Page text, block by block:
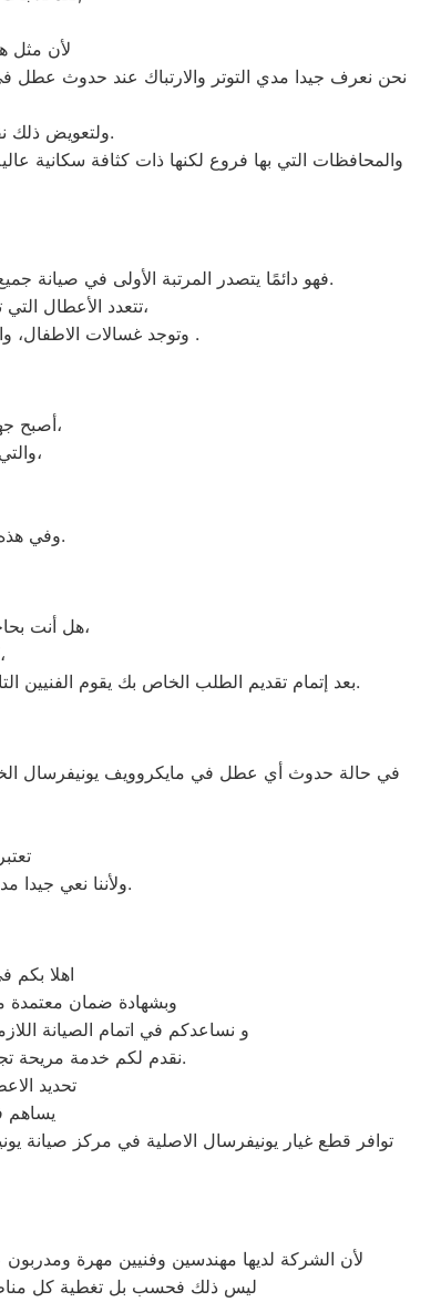
لأن مثل
نحن نعرف جيدا مدي التوتر والارتباك عند حدوث عطل
ولتعويض ذلك نقوم بتوجية خطوط سير منظمة من المقر الرئيسي ل صيانة يونيفرسال جسر السويس لتلك المحافظات.
والمحافظات التي بها فروع لكنها ذات كثافة سكانية
فهو دائمًا يتصدر المرتبة الأولى في صيانة جميع أنواع الغسالات الخاصة بماركة صيانة يونيفرسال جسر السويس تحت أيدي أنسب الفنين، مع مراعاة توفير أفضل خدمات الدعم الفنى.
تتعدد الأعطال التي تصيب الغسالات بمختلف فئات الصنع والنوع من غسالات اوتوماتيك، واخرى فوق اوتوماتيك، والنصف اتوماتيك،
وتوجد غسالات الاطفال، .
أصبح جهاز الفريزر من ماركة يونيفرسال من الأجهزة الضرورية داخل كافة البيوت، وفقًا لمميزاته العديدة،
والتي من أبرزها حفظ الطعام لفترات طويلة، وتعدد موديلاته المختلفة، وبالرغم من مميزاته العديدة،
وفي هذه الحالة يجب عليك الاتصال بخدمة صيانة ديب فريزر يونيفرسال المنوفية لعمل الإصلاحات اللازمة.
هل أنت بحاجة إلى خدمة الصيانة الفورية لغسالة الأطباق لديك؟ نحن نمنحك خدمة الصيانة الفورية التي ترغب بها،
كما إننا نمتلك خبرة أكثر من 10 سنوات في خدمات إصلاحات كافة أنواع غسالات الأطباق،
بعد إتمام تقديم الطلب الخاص بك يقوم الفنيين التابعين لـ غسالات الاطباق ، بعمل معاينة بالمنزل لتحديد العطل، ثم القيام ب اصلاح غسالات اطباق يونيفرسال دون سحب الجهاز إلى الوكلاء.
في حالة حدوث أي عطل في مايكروويف يونيفرسال
ولأننا نعي جيدا مدى اهمية صيانة ميكروويف يونيفرسال في المنزل فقد وفرنا خدمة مميزة وقطع غيار اصلية لكافة الأعطال.
اهلا بكم
وبشهادة ضمان معتمدة
و نساعدكم في اتمام الصيانة
نقدم لكم خدمة مريحة تجمع بين الجودة والسرعة والاسعار المحددة وضمان مابعد الاصلاح ونجنبكم التجارب السيئة التي تهدر الوقت والمال.
تحديد
يساهم
توافر قطع غيار يونيفرسال الاصلية في مركز صيانة
لأن الشركة لديها مهندسين وفنيين مهرة
ليس ذلك فحسب بل تغطية كل مناطق